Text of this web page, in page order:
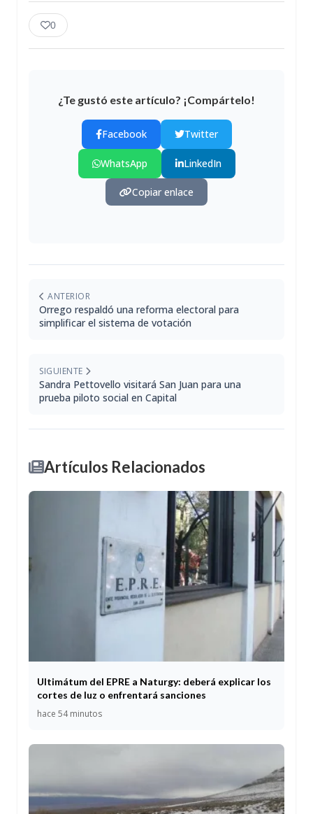
0
¿Te gustó este artículo? ¡Compártelo!
Facebook Twitter
WhatsApp LinkedIn
Copiar enlace
ANTERIOR
Orrego respaldó una reforma electoral para
simplificar el sistema de votación
SIGUIENTE
Sandra Pettovello visitará San Juan para una
prueba piloto social en Capital
Artículos Relacionados
Ultimátum del EPRE a Naturgy: deberá explicar los
cortes de luz o enfrentará sanciones
hace 54 minutos